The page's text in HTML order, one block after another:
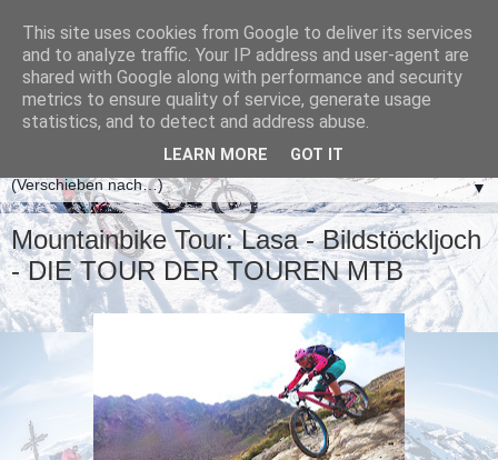
▼
Mountainbike Tour: Lasa - Bildstöckljoch
- DIE TOUR DER TOUREN MTB
This site uses cookies from Google to deliver its services
and to analyze traffic. Your IP address and user-agent are
shared with Google along with performance and security
metrics to ensure quality of service, generate usage
statistics, and to detect and address abuse.
LEARN MORE GOT IT